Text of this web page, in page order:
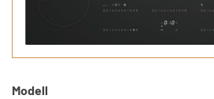
Modell